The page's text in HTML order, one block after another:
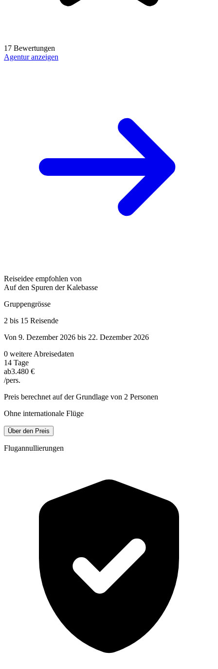
17 Bewertungen
Agentur anzeigen
Reiseidee empfohlen von
Auf den Spuren der Kalebasse
Gruppengrösse
2 bis 15 Reisende
Von 9. Dezember 2026 bis 22. Dezember 2026
0 weitere Abreisedaten
14 Tage
ab3.480 €
/pers.
Preis berechnet auf der Grundlage von 2 Personen
Ohne internationale Flüge
Über den Preis
Flugannullierungen